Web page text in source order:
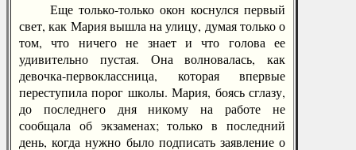
Еще только-только окон коснулся первый
свет, как Мария вышла на улицу, думая только о
том, что ничего не знает и что голова ее
удивительно пустая. Она волновалась, как
девочка-первоклассница, которая впервые
переступила порог школы. Мария, боясь сглазу,
до последнего дня никому на работе не
сообщала об экзаменах; только в последний
день, когда нужно было подписать заявление о